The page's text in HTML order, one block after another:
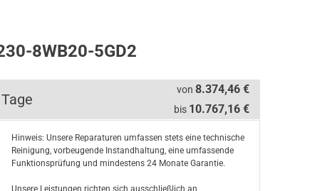
8WB20-5GD2
von 8.374,46 €
bis 10.767,16 €
Hinweis: Unsere Reparaturen umfassen stets eine technische
Reinigung, vorbeugende Instandhaltung, eine umfassende
Funktionsprüfung und mindestens 24 Monate Garantie.
Unsere Leistungen richten sich ausschließlich an